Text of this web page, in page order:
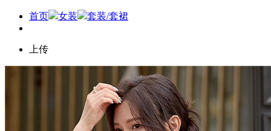
首页 女装 套装/套裙
上传